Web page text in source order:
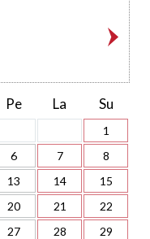
Pe La Su
1
6 7
8
13 14
15
20 21
22
27 28
29